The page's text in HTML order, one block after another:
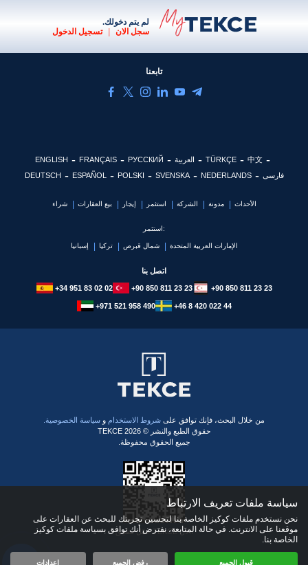
لم يتم دخولك.
سجل الان
| تسجيل الدخول
تابعنا
ENGLISH FRANÇAIS РУССКИЙ العربية TÜRKÇE
中文
DEUTSCH
ESPAÑOL POLSKI SVENSKA NEDERLANDS فارسی
شراء بيع العقارات إيجار استثمر الشركة مدونة الأحداث
استثمر:
إسبانيا تركيا شمال قبرص الإمارات العربية المتحدة
اتصل بنا
+34 951 83 02 02 +90 850 811 23 23 +90 850 811 23 23
+971 521 958 490 +46 8 420 022 44
​من خلال البحث، فإنك توافق على شروط الاستخدام و سياسة الخصوصية.
حقوق الطبع والنشر © 2026 TEKCE
جميع الحقوق محفوظة.
حمّل تطبيق TEKCE الآن!
سياسة ملفات تعريف الارتباط
نحن نستخدم ملفات كوكيز الخاصة بنا لتحسين تجربتك للبحث عن العقارات على
موقعنا على الانترنت. في حالة المتابعة، نفترض أنك توافق بسياسة ملفات كوكيز
الخاصة بنا.
قبول الجميع رفض الجميع إعدادات